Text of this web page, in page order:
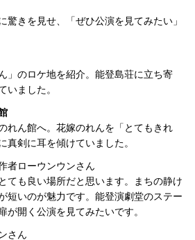
驚きを見せ、「ぜひ公演を見てみたい」
」のロケ地を紹介。能登島荘に立ち寄
いました。
れん館へ。花嫁のれんを「とてもきれ
真剣に耳を傾けていました。
者ローウンウンさん
ても良い場所だと思います。まちの静け
短いのが魅力です。能登演劇堂のステー
が開く公演を見てみたいです。
さん